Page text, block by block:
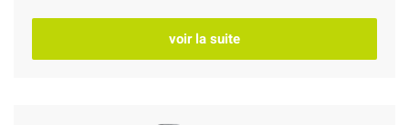
voir la suite